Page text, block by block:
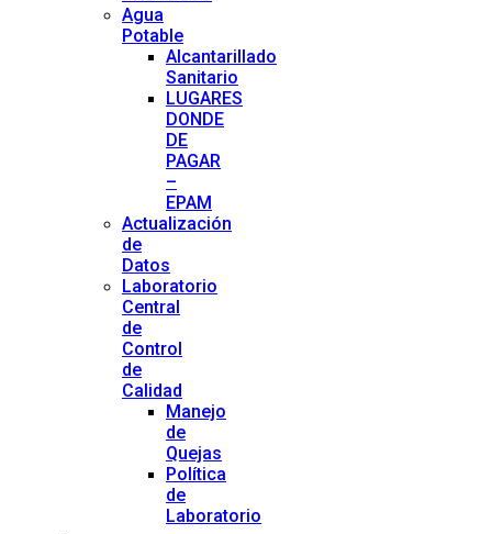
Agua
Potable
Alcantarillado
Sanitario
LUGARES
DONDE
DE
PAGAR
–
EPAM
Actualización
de
Datos
Laboratorio
Central
de
Control
de
Calidad
Manejo
de
Quejas
Política
de
Laboratorio